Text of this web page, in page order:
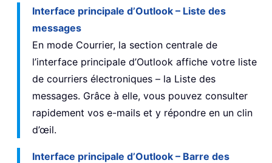
Interface principale d’Outlook – Liste des
messages
En mode Courrier, la section centrale de
l’interface principale d’Outlook affiche votre liste
de courriers électroniques – la Liste des
messages. Grâce à elle, vous pouvez consulter
rapidement vos e-mails et y répondre en un clin
d’œil.
Interface principale d’Outlook – Barre des